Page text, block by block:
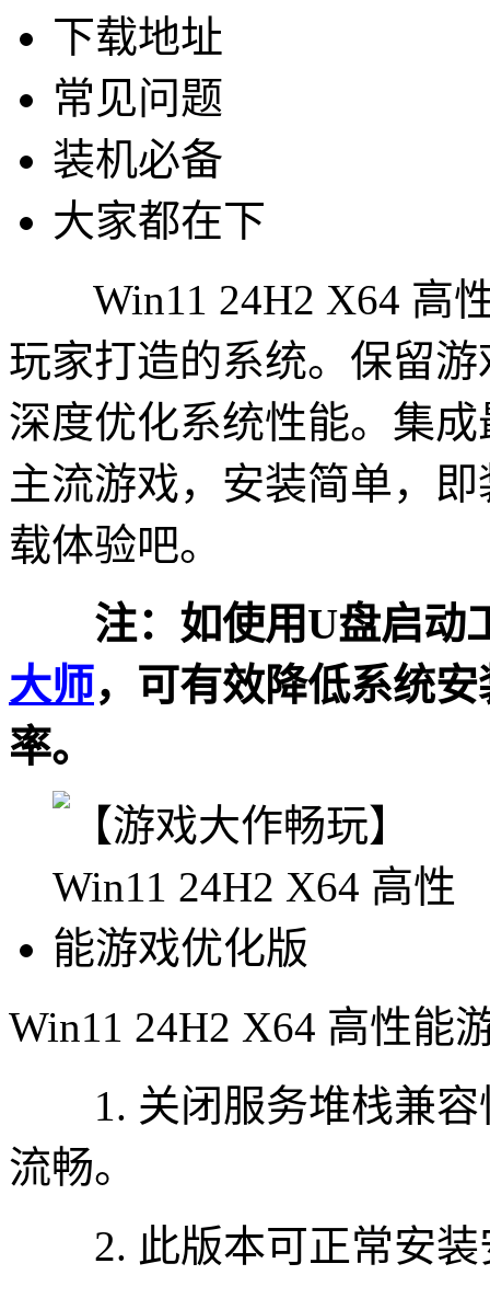
下载地址
常见问题
装机必备
大家都在下
Win11 24H2 X64 高
玩家打造的系统。保留
深度优化系统性能。集
主流游戏，安装简单，
载体验吧。
注：如使用U盘启动
大师，可有效降低系统
率。
Win11 24H2 X64 高性能
1. 关闭服务堆栈兼容
流畅。
2. 此版本可正常安装